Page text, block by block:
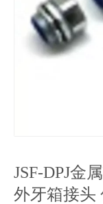
JSF-DPJ金
外牙箱接头